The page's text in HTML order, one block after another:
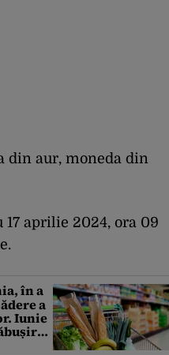
din aur, moneda din
aprilie 2024, ora 09
în a
a
Iunie